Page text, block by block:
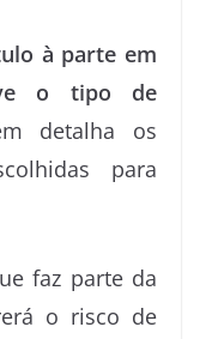
à parte em
o tipo de
detalha os
para
faz parte da
o risco de